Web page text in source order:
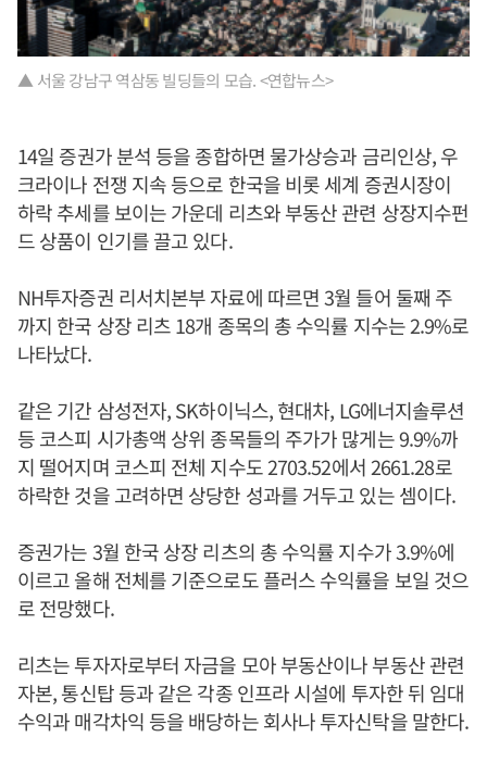
▲ 서울 강남구 역삼동 빌딩들의 모습. <연합뉴스>
14일 증권가 분석 등을 종합하면 물가상승과 금리인상, 우
크라이나 전쟁 지속 등으로 한국을 비롯 세계 증권시장이
하락 추세를 보이는 가운데 리츠와 부동산 관련 상장지수펀
드 상품이 인기를 끌고 있다.
NH투자증권 리서치본부 자료에 따르면 3월 들어 둘째 주
까지 한국 상장 리츠 18개 종목의 총 수익률 지수는 2.9%로
나타났다.
같은 기간 삼성전자, SK하이닉스, 현대차, LG에너지솔루션
등 코스피 시가총액 상위 종목들의 주가가 많게는 9.9%까
지 떨어지며 코스피 전체 지수도 2703.52에서 2661.28로
하락한 것을 고려하면 상당한 성과를 거두고 있는 셈이다.
증권가는 3월 한국 상장 리츠의 총 수익률 지수가 3.9%에
이르고 올해 전체를 기준으로도 플러스 수익률을 보일 것으
로 전망했다.
리츠는 투자자로부터 자금을 모아 부동산이나 부동산 관련
자본, 통신탑 등과 같은 각종 인프라 시설에 투자한 뒤 임대
수익과 매각차익 등을 배당하는 회사나 투자신탁을 말한다.